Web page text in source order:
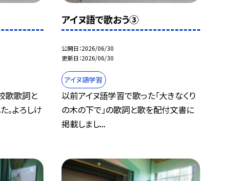
歌歌詞と
。よろしけ
アイヌ語で歌おう③
公開日 2026/06/30
更新日 2026/06/30
アイヌ語学習
以前アイヌ語学習で歌った「大きなくり
の木の下で」の歌詞と歌を配付文書に
掲載しまし...